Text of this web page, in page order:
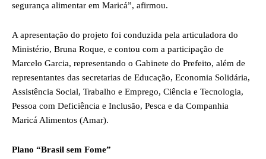
segurança alimentar em Maricá”, afirmou.
A apresentação do projeto foi conduzida pela articuladora do
Ministério, Bruna Roque, e contou com a participação de
Marcelo Garcia, representando o Gabinete do Prefeito, além de
representantes das secretarias de Educação, Economia Solidária,
Assistência Social, Trabalho e Emprego, Ciência e Tecnologia,
Pessoa com Deficiência e Inclusão, Pesca e da Companhia
Maricá Alimentos (Amar).
Plano “Brasil sem Fome”